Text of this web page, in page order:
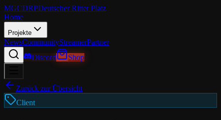
MGCDRPDeutscher Ritter Platz
Home
Projekte
NewsCommunityStreamerPartner
Discord
Shop
Zurück zur Übersicht
Client